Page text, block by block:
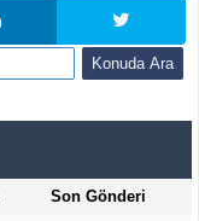
Son Gönderi